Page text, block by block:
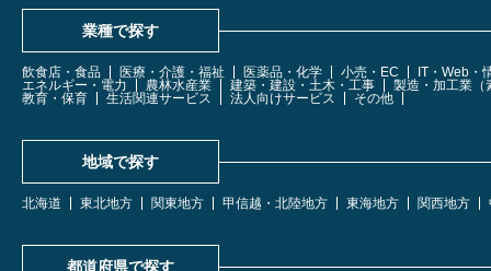
業種で探す
飲食店・食品 医療・介護・福祉 医薬品・化学 小売・EC
IT・Web・
エネルギー・電力
農林水産業 建築・建設・土木・工事
製造・加工業（
教育・保育
生活関連サービス 法人向けサービス その他
地域で探す
北海道 東北地方 関東地方 甲信越・北陸地方 東海地方 関西地方
都道府県で探す